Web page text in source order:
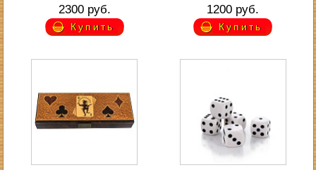
2300 руб.
Купить
1200 руб.
Купить